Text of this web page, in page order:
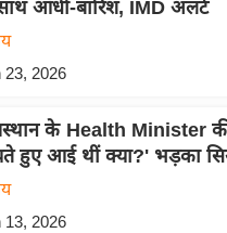
आंधी-बारिश, IMD अलर्ट
23, 2026
के Health Minister
हुए आई थीं क्या?' भड़का
13, 2026